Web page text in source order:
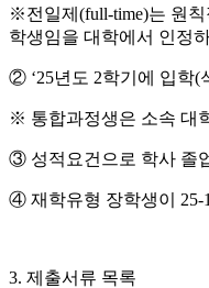
※전일제 (full-time)는 원
학생임을 대학에서 인정
② ‘25년도 2학기에 입학(
※ 통합과정생은 소속 대
③ 성적요건으로 학사 졸
④ 재학유형 장학생이 25-1
3. 제출서류 목록